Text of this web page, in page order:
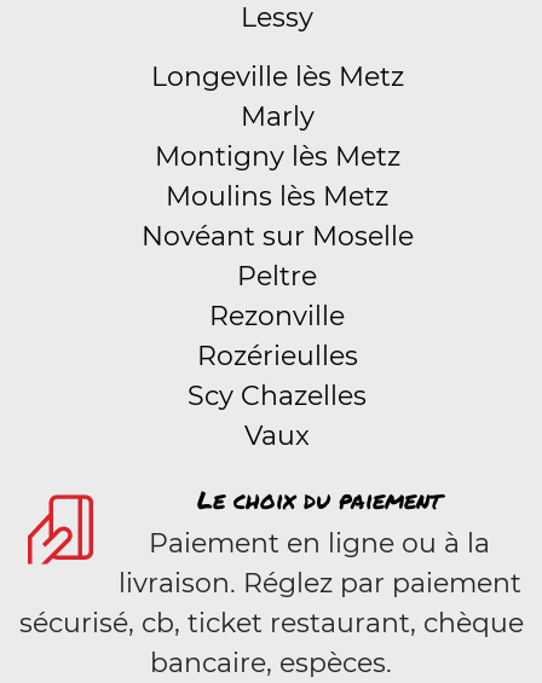
Lessy
Longeville lès Metz
Marly
Montigny lès Metz
Moulins lès Metz
Novéant sur Moselle
Peltre
Rezonville
Rozérieulles
Scy Chazelles
Vaux
Le choix du paiement
Paiement en ligne ou à la
livraison. Réglez par paiement
sécurisé, cb, ticket restaurant, chèque
bancaire, espèces.